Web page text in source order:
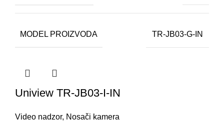
MODEL PROIZVODA TR-JB03-G-IN
Uniview TR-JB03-I-IN
Video nadzor, Nosači kamera